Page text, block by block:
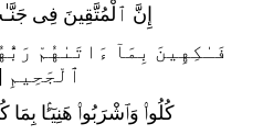
إِنَّ ٱلْمُتَّقِينَ فِى جَنَّـٰتٍ
فَـٰكِهِينَ بِمَآ ءَاتَىٰهُمْ
ٱلْجَحِيمِ
كُلُوا۟ وَٱشْرَبُوا۟ هَنِيٓـًٔۢا بِمَا